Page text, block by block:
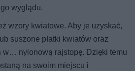
wyglądu.
wzory kwiatowe. Aby je uzyskać,
suszone płatki kwiatów oraz
w… nylonową rajstopę. Dzięki temu
na swoim miejscu i